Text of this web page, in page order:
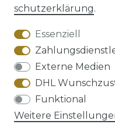
AGB
schutz­erklärung.
Essenziell
Externe Medien
DHL
Funktional
Weitere